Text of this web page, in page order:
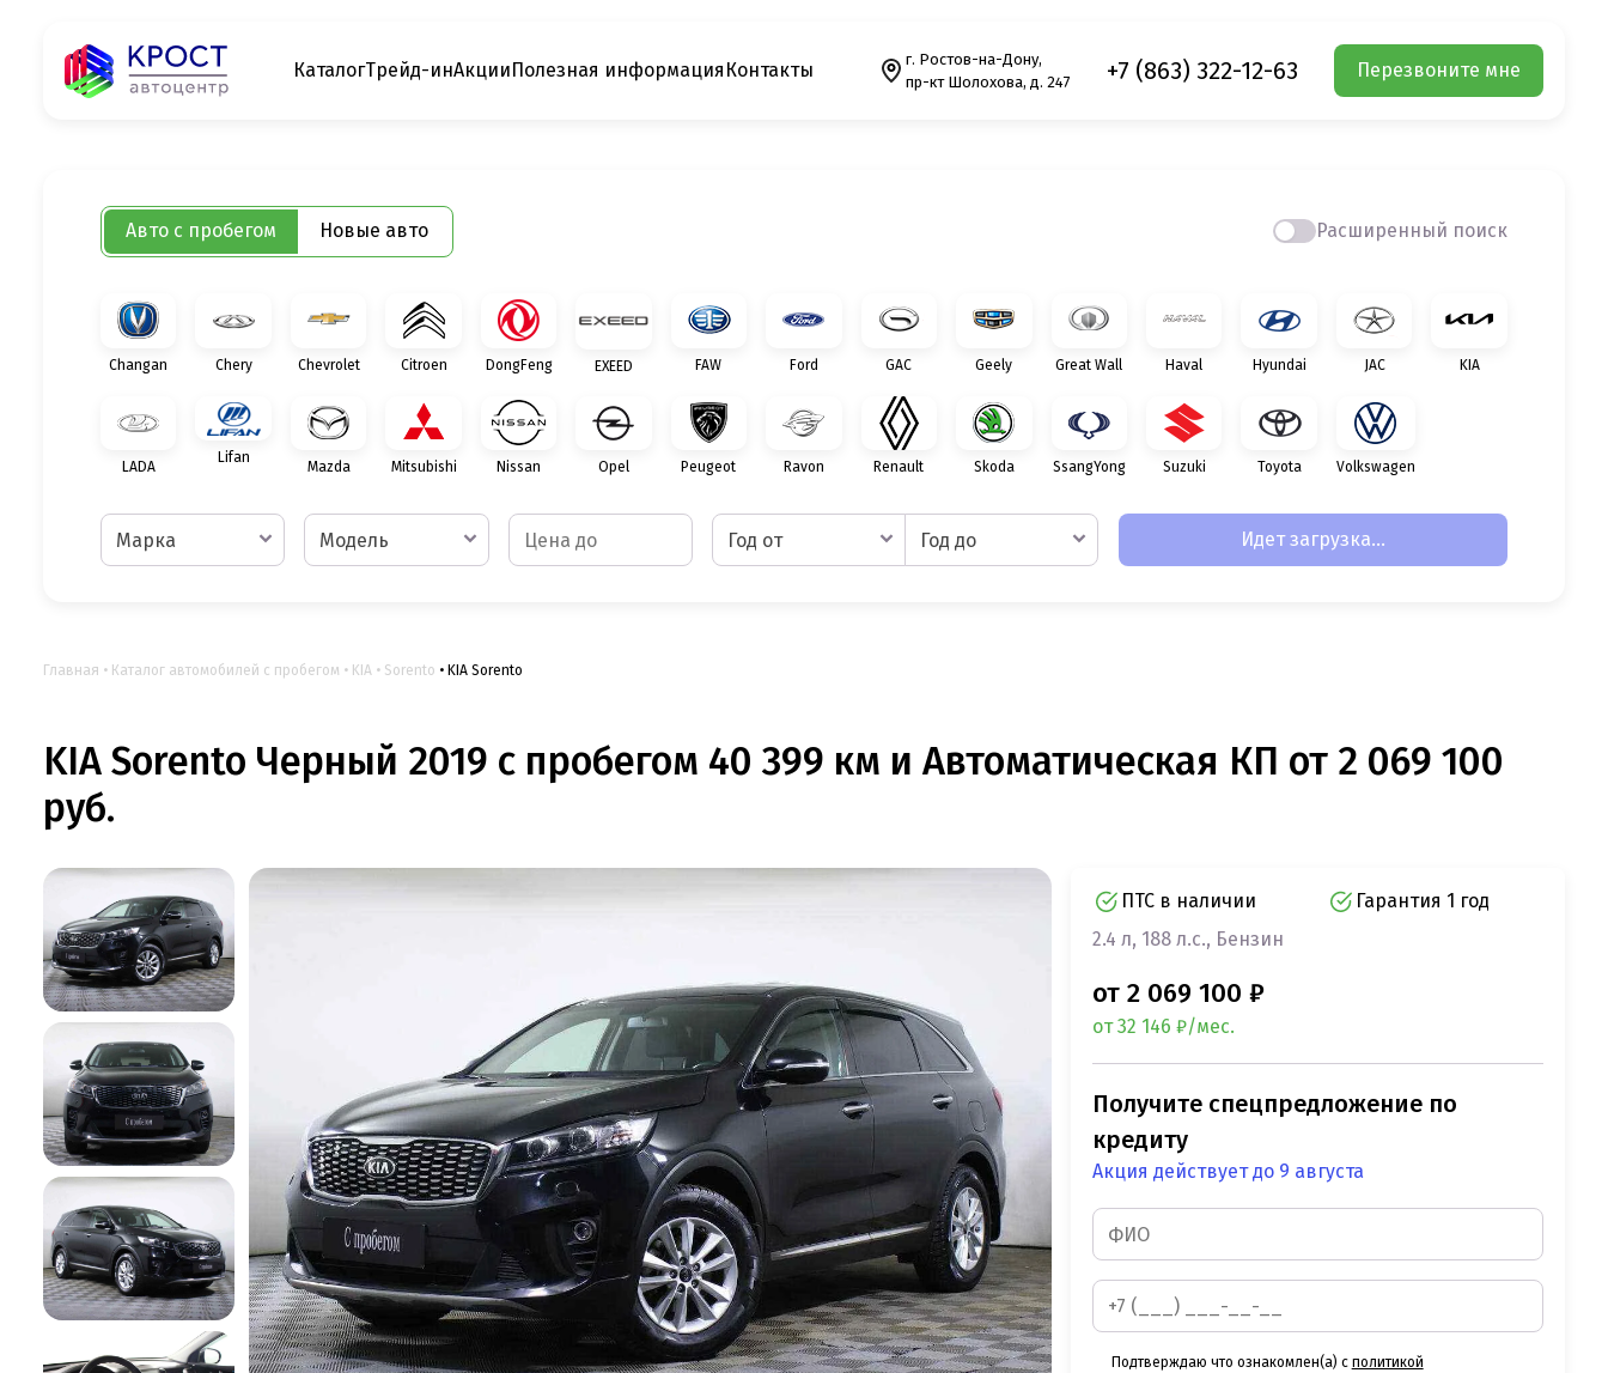
КаталогТрейд-инАкцииПолезная информация Контакты
г. Ростов-на-Дону,
пр-кт Шолохова, д. 247
+7 (863) 322-12-63 Перезвоните мне
Авто с пробегом Новые авто Расширенный поиск
Changan Chery Chevrolet Citroen DongFeng EXEED FAW Ford GAC Geely Great Wall Haval Hyundai JAC KIA
LADA
Lifan
Mazda Mitsubishi Nissan Opel Peugeot Ravon Renault Skoda SsangYong Suzuki Toyota Volkswagen
Марка Модель Год от Год до Идет загрузка...
Главная Каталог автомобилей с пробегом KIA Sorento KIA Sorento
KIA Sorento Черный 2019 с пробегом 40 399 км и Автоматическая КП от 2 069 100
руб.
ПТС в наличии
Гарантия 1 год
2.4 л, 188 л.с., Бензин
от 2 069 100 ₽
от 32 146 ₽/мес.
Получите спецпредложение по
кредиту
Акция действует до 9 августа
Подтверждаю что ознакомлен(а) с политикой